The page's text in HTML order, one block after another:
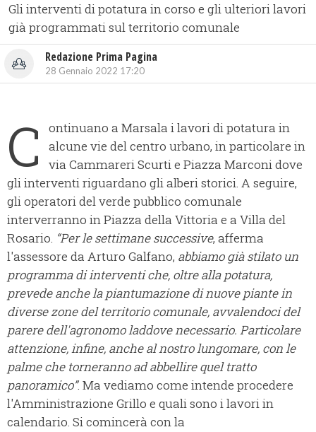
Gli interventi di potatura in corso e gli ulteriori lavori
già programmati sul territorio comunale
Redazione Prima Pagina
28 Gennaio 2022 17:20
C
ontinuano a Marsala i lavori di potatura in
alcune vie del centro urbano, in particolare in
via Cammareri Scurti e Piazza Marconi dove
gli interventi riguardano gli alberi storici. A seguire,
gli operatori del verde pubblico comunale
interverranno in Piazza della Vittoria e a Villa del
Rosario. “Per le settimane successive, afferma
l'assessore da Arturo Galfano, abbiamo già stilato un
programma di interventi che, oltre alla potatura,
prevede anche la piantumazione di nuove piante in
diverse zone del territorio comunale, avvalendoci del
parere dell'agronomo laddove necessario. Particolare
attenzione, infine, anche al nostro lungomare, con le
palme che torneranno ad abbellire quel tratto
panoramico”. Ma vediamo come intende procedere
l'Amministrazione Grillo e quali sono i lavori in
calendario. Si comincerà con la